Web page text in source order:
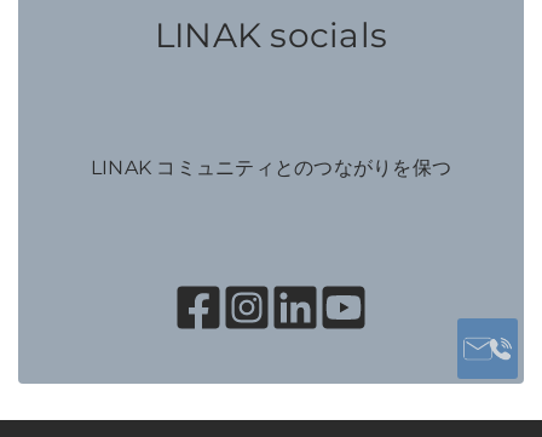
LINAK socials
LINAK コミュニティとのつながりを保つ